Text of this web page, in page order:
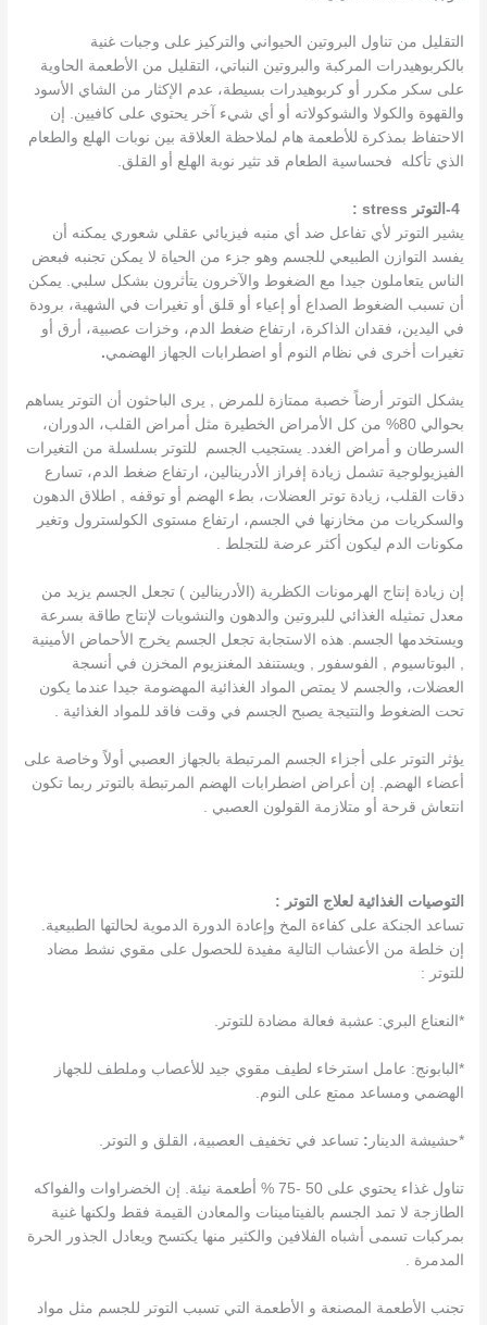
التقليل من تناول البروتين الحيواني والتركيز على وجبات غنية
بالكربوهيدرات المركبة والبروتين النباتي، التقليل من الأطعمة الحاوية
على سكر مكرر أو كربوهيدرات بسيطة، عدم الإكثار من الشاي الأسود
والقهوة والكولا والشوكولاته أو أي شيء آخر يحتوي على كافيين. إن
الاحتفاظ بمذكرة للأطعمة هام لملاحظة العلاقة بين نوبات الهلع والطعام
الذي تأكله فحساسية الطعام قد تثير نوبة الهلع أو القلق.
4- التوتر stress
:
يشير التوتر لأي تفاعل ضد أي منبه فيزيائي عقلي شعوري يمكنه أن
يفسد التوازن الطبيعي للجسم وهو جزء من الحياة لا يمكن تجنبه فبعض
الناس يتعاملون جيدا مع الضغوط والآخرون يتأثرون بشكل سلبي. يمكن
أن تسبب الضغوط الصداع أو إعياء أو قلق أو تغيرات في الشهية، برودة
في اليدين، فقدان الذاكرة، ارتفاع ضغط الدم، وخزات عصبية، أرق أو
تغيرات أخرى في نظام النوم أو اضطرابات الجهاز الهضمي.
يشكل التوتر أرضاً خصبة ممتازة للمرض , يرى الباحثون أن التوتر يساهم
بحوالي 80% من كل الأمراض الخطيرة مثل أمراض القلب، الدوران،
السرطان و أمراض الغدد. يستجيب الجسم للتوتر بسلسلة من التغيرات
الفيزيولوجية تشمل زيادة إفراز الأدرينالين، ارتفاع ضغط الدم، تسارع
دقات القلب، زيادة توتر العضلات، بطء الهضم أو توقفه , اطلاق الدهون
والسكريات من مخازنها في الجسم، ارتفاع مستوى الكولسترول وتغير
مكونات الدم ليكون أكثر عرضة للتجلط .
إن زيادة إنتاج الهرمونات الكظرية (الأدرينالين ) تجعل الجسم يزيد من
معدل تمثيله الغذائي للبروتين والدهون والنشويات لإنتاج طاقة بسرعة
ويستخدمها الجسم. هذه الاستجابة تجعل الجسم يخرج الأحماض الأمينية
, البوتاسيوم , الفوسفور , ويستنفد المغنزيوم المخزن في أنسجة
العضلات، والجسم لا يمتص المواد الغذائية المهضومة جيدا عندما يكون
تحت الضغوط والنتيجة يصبح الجسم في وقت فاقد للمواد الغذائية .
يؤثر التوتر على أجزاء الجسم المرتبطة بالجهاز العصبي أولاً وخاصة على
أعضاء الهضم. إن أعراض اضطرابات الهضم المرتبطة بالتوتر ربما تكون
انتعاش قرحة أو متلازمة القولون العصبي .
التوصيات الغذائية لعلاج التوتر :
تساعد الجنكة على كفاءة المخ وإعادة الدورة الدموية لحالتها الطبيعية.
إن خلطة من الأعشاب التالية مفيدة للحصول على مقوي نشط مضاد
للتوتر :
*النعناع البري: عشبة فعالة مضادة للتوتر.
*البابونج: عامل استرخاء لطيف مقوي جيد للأعصاب وملطف للجهاز
الهضمي ومساعد ممتع على النوم.
*حشيشة الدينار : تساعد في تخفيف العصبية، القلق و التوتر.
تناول غذاء يحتوي على 50 -75 % أطعمة نيئة. إن الخضراوات والفواكه
الطازجة لا تمد الجسم بالفيتامينات والمعادن القيمة فقط ولكنها غنية
بمركبات تسمى أشباه الفلافين والكثير منها يكتسح ويعادل الجذور الحرة
المدمرة .
تجنب الأطعمة المصنعة و الأطعمة التي تسبب التوتر للجسم مثل مواد